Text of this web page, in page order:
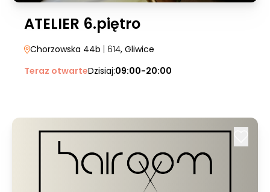
ATELIER 6.piętro
Chorzowska 44b | 614, Gliwice
Teraz otwarteDzisiaj:09:00-20:00